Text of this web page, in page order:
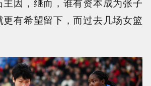
有希望留下，而过去几场女篮